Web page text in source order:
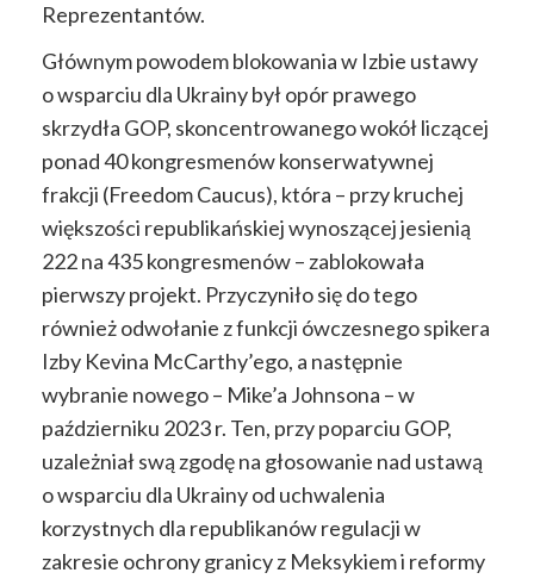
Reprezentantów.
Głównym powodem blokowania w Izbie ustawy
o wsparciu dla Ukrainy był opór prawego
skrzydła GOP, skoncentrowanego wokół liczącej
ponad 40 kongresmenów konserwatywnej
frakcji (Freedom Caucus), która – przy kruchej
większości republikańskiej wynoszącej jesienią
222 na 435 kongresmenów – zablokowała
pierwszy projekt. Przyczyniło się do tego
również odwołanie z funkcji ówczesnego spikera
Izby Kevina McCarthy’ego, a następnie
wybranie nowego – Mike’a Johnsona – w
październiku 2023 r. Ten, przy poparciu GOP,
uzależniał swą zgodę na głosowanie nad ustawą
o wsparciu dla Ukrainy od uchwalenia
korzystnych dla republikanów regulacji w
zakresie ochrony granicy z Meksykiem i reformy